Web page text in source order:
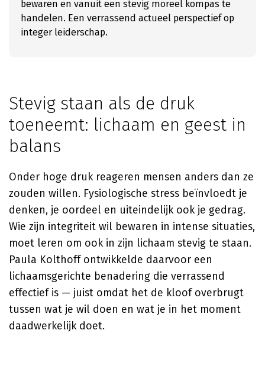
bewaren en vanuit een stevig moreel kompas te
handelen. Een verrassend actueel perspectief op
integer leiderschap.
Stevig staan als de druk
toeneemt: lichaam en geest in
balans
Onder hoge druk reageren mensen anders dan ze
zouden willen. Fysiologische stress beïnvloedt je
denken, je oordeel en uiteindelijk ook je gedrag.
Wie zijn integriteit wil bewaren in intense situaties,
moet leren om ook in zijn lichaam stevig te staan.
Paula Kolthoff ontwikkelde daarvoor een
lichaamsgerichte benadering die verrassend
effectief is — juist omdat het de kloof overbrugt
tussen wat je wil doen en wat je in het moment
daadwerkelijk doet.